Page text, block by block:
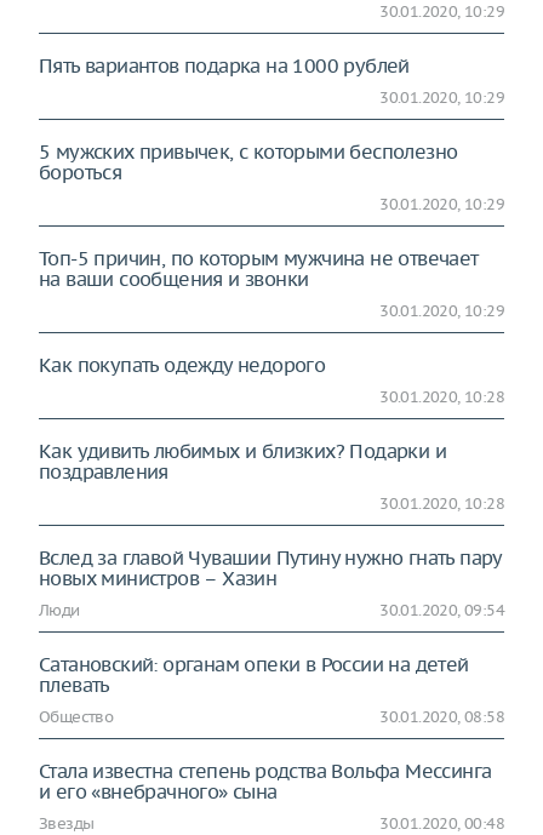
30.01.2020, 10:29
Пять вариантов подарка на 1000 рублей
30.01.2020, 10:29
5 мужских привычек, с которыми бесполезно
бороться
30.01.2020, 10:29
Топ-5 причин, по которым мужчина не отвечает
на ваши сообщения и звонки
30.01.2020, 10:29
Как покупать одежду недорого
30.01.2020, 10:28
Как удивить любимых и близких? Подарки и
поздравления
30.01.2020, 10:28
Вслед за главой Чувашии Путину нужно гнать пару
новых министров – Хазин
Люди 30.01.2020, 09:54
Сатановский: органам опеки в России на детей
плевать
Общество 30.01.2020, 08:58
Стала известна степень родства Вольфа Мессинга
и его «внебрачного» сына
Звезды 30.01.2020, 00:48